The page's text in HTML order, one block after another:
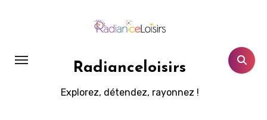
principal
Radianceloisirs
Explorez, détendez, rayonnez !